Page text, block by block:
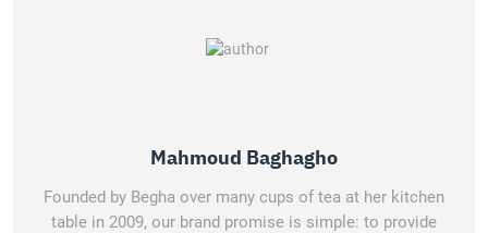
Mahmoud Baghagho
Founded by Begha over many cups of tea at her kitchen
table in 2009, our brand promise is simple: to provide